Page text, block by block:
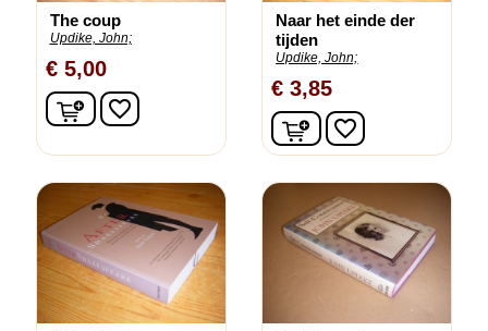
The coup
Updike, John;
€ 5,00
In winkelwagen
favorite_border
Naar het einde der
tijden
Updike, John;
€ 3,85
In winkelwagen
favorite_border